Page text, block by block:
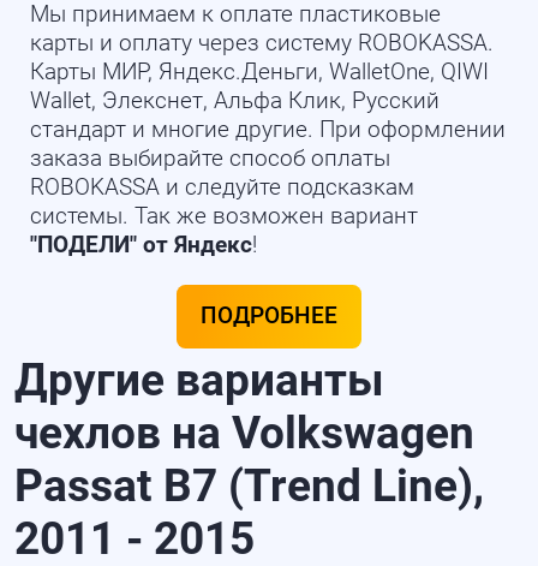
Мы принимаем к оплате пластиковые
карты и оплату через систему ROBOKASSA.
Карты МИР, Яндекс.Деньги, WalletOne, QIWI
Wallet, Элекснет, Альфа Клик, Русский
стандарт и многие другие. При оформлении
заказа выбирайте способ оплаты
ROBOKASSA и следуйте подсказкам
системы. Так же возможен вариант
"ПОДЕЛИ" от Яндекс!
ПОДРОБНЕЕ
Другие варианты
чехлов на Volkswagen
Passat B7 (Trend Line),
2011 - 2015